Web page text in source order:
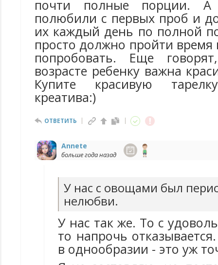
почти полные порции.
полюбили с первых проб и
их каждый день по полной
просто должно пройти
попробовать. Еще
возрасте ребенку важна
Купите красивую
креатива:)
ОТВЕТИТЬ
Annete
больше года назад
У нас с овощами был
нелюбви.
У нас так же. То с
то напрочь
в однообразии - это уж